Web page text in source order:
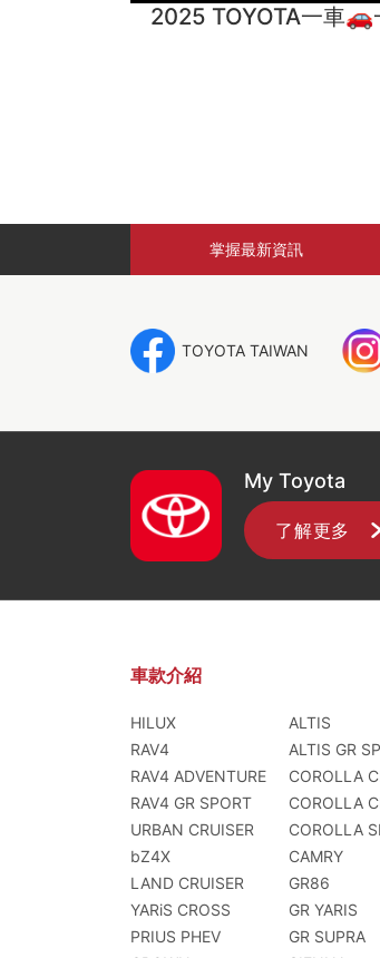
2025 TOYOTA一車
掌握最新資訊
TOYOTA TAIWAN
My Toyota
了解更多
車款介紹
HILUX
RAV4
RAV4 ADVENTURE
RAV4 GR SPORT
URBAN CRUISER
bZ4X
LAND CRUISER
YARiS CROSS
PRIUS PHEV
ALTIS
ALTIS GR
COROLLA
COROLLA
COROLLA
CAMRY
GR86
GR YARIS
GR SUPRA